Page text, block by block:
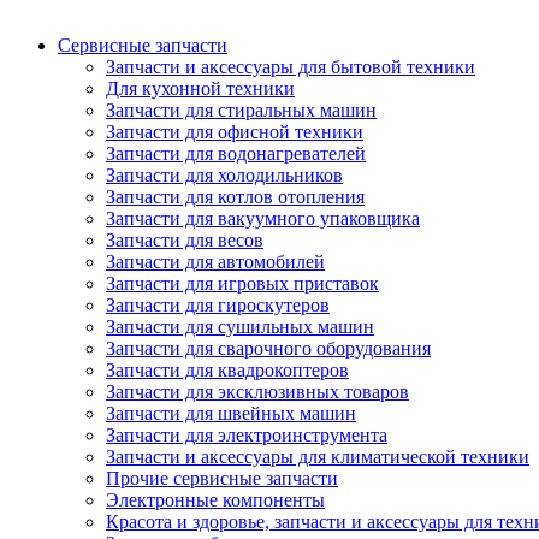
Сервисные запчасти
Запчасти и аксессуары для бытовой техники
Для кухонной техники
Запчасти для стиральных машин
Запчасти для офисной техники
Запчасти для водонагревателей
Запчасти для холодильников
Запчасти для котлов отопления
Запчасти для вакуумного упаковщика
Запчасти для весов
Запчасти для автомобилей
Запчасти для игровых приставок
Запчасти для гироскутеров
Запчасти для сушильных машин
Запчасти для сварочного оборудования
Запчасти для квадрокоптеров
Запчасти для эксклюзивных товаров
Запчасти для швейных машин
Запчасти для электроинструмента
Запчасти и аксессуары для климатической техники
Прочие сервисные запчасти
Электронные компоненты
Красота и здоровье, запчасти и аксессуары для